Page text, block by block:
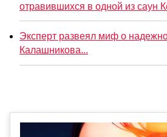
отравившихся в одной из саун
Эксперт развеял миф о
Калашникова...